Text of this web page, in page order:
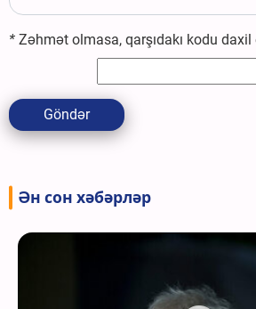
* Zəhmət olmasa, qarşıdakı kodu daxil
Göndər
Ән сон хәбәрләр